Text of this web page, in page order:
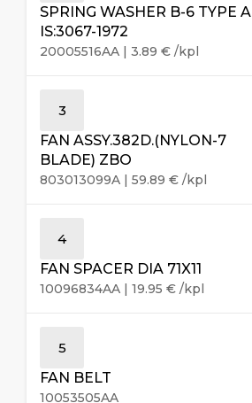
SPRING WASHER B-6 TYPE A
IS:3067-1972
20005516AA | 3.89 € /kpl
3
FAN ASSY.382D.(NYLON-7
BLADE) ZBO
803013099A | 59.89 € /kpl
4
FAN SPACER DIA 71X11
10096834AA | 19.95 € /kpl
5
FAN BELT
10053505AA